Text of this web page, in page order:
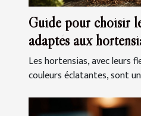
Guide pour choisir
adaptés aux
Les hortensias, avec leurs
couleurs éclatantes, sont